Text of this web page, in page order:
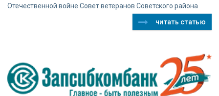
Отечественной войне Совет ветеранов Советского района
читать статью